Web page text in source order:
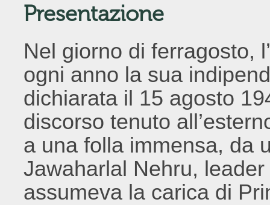
Presentazione
Nel giorno di ferragosto,
ogni anno la sua
dichiarata il 15 agosto
discorso tenuto
a una folla immensa, da
Jawaharlal Nehru,
assumeva la carica di